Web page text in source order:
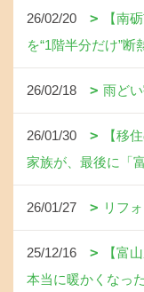
26/02/20
【南
を“1階半分だけ”断
26/02/18 雨ど
26/01/30
【移
家族が、最後に「
26/01/27 リフ
25/12/16
【富
本当に暖かくなっ